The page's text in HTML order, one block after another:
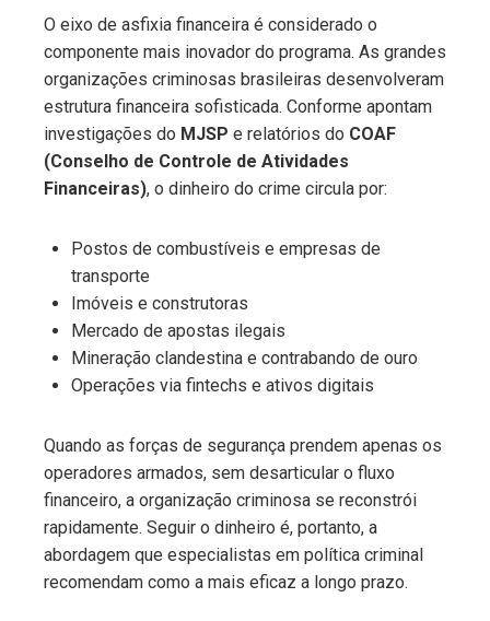
O eixo de asfixia financeira é considerado o
componente mais inovador do programa. As grandes
organizações criminosas brasileiras desenvolveram
estrutura financeira sofisticada. Conforme apontam
investigações do MJSP e relatórios do COAF
(Conselho de Controle de Atividades
Financeiras), o dinheiro do crime circula por:
Postos de combustíveis e empresas de
transporte
Imóveis e construtoras
Mercado de apostas ilegais
Mineração clandestina e contrabando de ouro
Operações via fintechs e ativos digitais
Quando as forças de segurança prendem apenas os
operadores armados, sem desarticular o fluxo
financeiro, a organização criminosa se reconstrói
rapidamente. Seguir o dinheiro é, portanto, a
abordagem que especialistas em política criminal
recomendam como a mais eficaz a longo prazo.